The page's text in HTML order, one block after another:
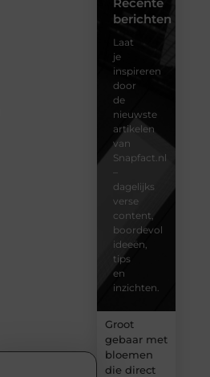
berichten
Laat
je
inspireren
door
de
nieuwste
artikelen
van
Snapfact.nl
–
dagelijks
verse
content,
boordevol
ideeën,
tips
en
inzichten.
Groot
gebaar met
bloemen
die direct